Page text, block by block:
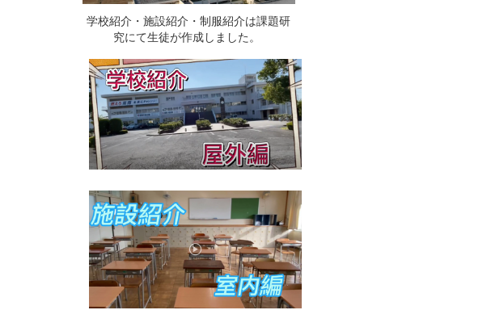
学校紹介・施設紹介・制服紹介は課題研
究にて生徒が作成しました。